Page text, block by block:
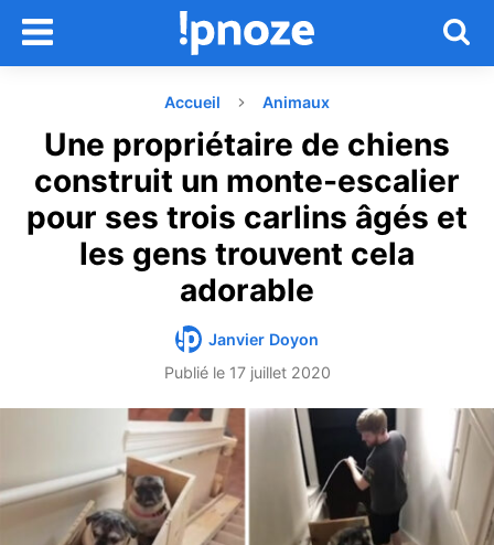
Accueil Animaux
Une propriétaire de chiens
construit un monte-escalier
pour ses trois carlins âgés et
les gens trouvent cela
adorable
Janvier Doyon
Publié le 17 juillet 2020